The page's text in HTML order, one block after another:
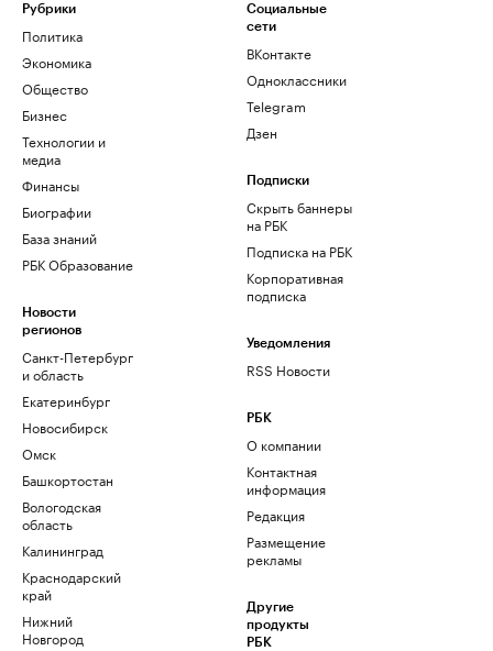
Рубрики
Политика
Экономика
Общество
Бизнес
Технологии и
медиа
Финансы
Биографии
База знаний
РБК Образование
Новости
регионов
Санкт-Петербург
и область
Екатеринбург
Новосибирск
Омск
Башкортостан
Вологодская
область
Калининград
Краснодарский
край
Нижний
Новгород
Социальные
сети
ВКонтакте
Одноклассники
Telegram
Дзен
Подписки
Скрыть баннеры
на РБК
Подписка на РБК
Корпоративная
подписка
Уведомления
RSS Новости
РБК
О компании
Контактная
информация
Редакция
Размещение
рекламы
Другие
продукты
РБК